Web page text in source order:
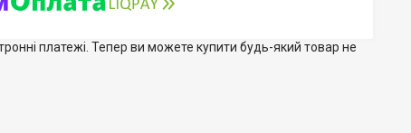
платежі. Тепер ви можете купити будь-який товар не